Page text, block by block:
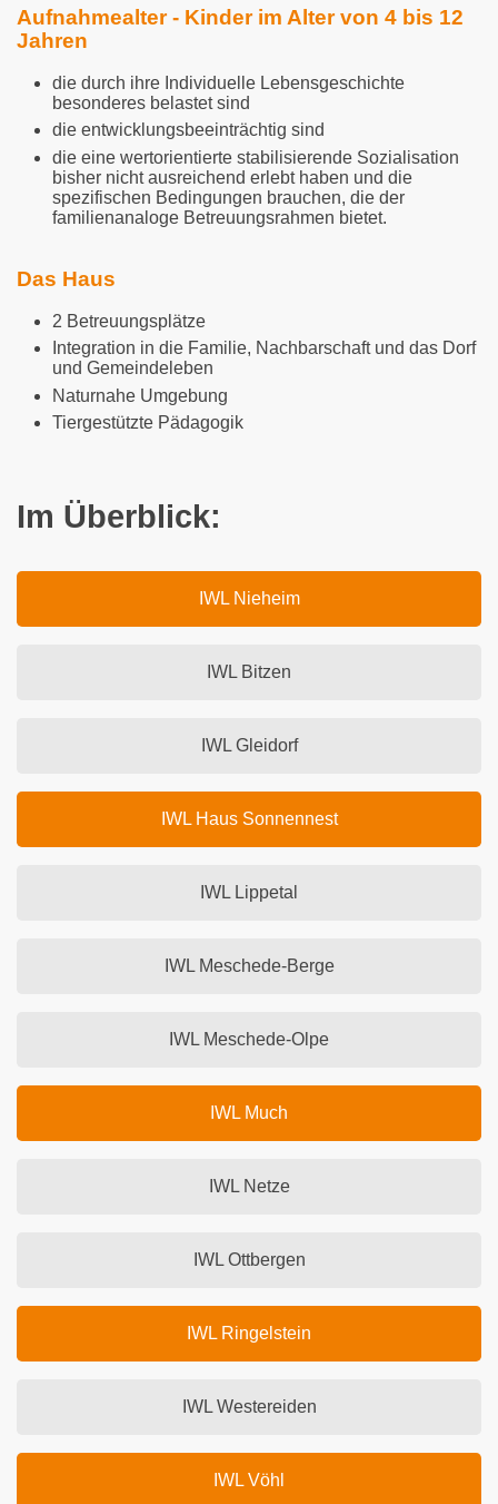
Aufnahmealter - Kinder im Alter von 4 bis 12
Jahren
die durch ihre Individuelle Lebensgeschichte
besonderes belastet sind
die entwicklungsbeeinträchtig sind
die eine wertorientierte stabilisierende Sozialisation
bisher nicht ausreichend erlebt haben und die
spezifischen Bedingungen brauchen, die der
familienanaloge Betreuungsrahmen bietet.
Das Haus
2 Betreuungsplätze
Integration in die Familie, Nachbarschaft und das Dorf
und Gemeindeleben
Naturnahe Umgebung
Tiergestützte Pädagogik
Im Überblick:
IWL Nieheim
IWL Bitzen
IWL Gleidorf
IWL Haus Sonnennest
IWL Lippetal
IWL Meschede-Berge
IWL Meschede-Olpe
IWL Much
IWL Netze
IWL Ottbergen
IWL Ringelstein
IWL Westereiden
IWL Vöhl